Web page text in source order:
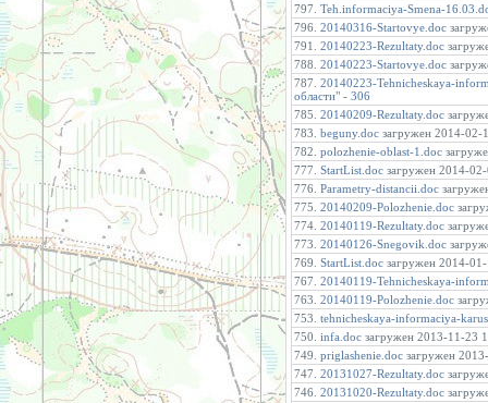
797. Teh.informaciya-Smena-
796. 20140316-Startovye.doc
791. 20140223-Rezultaty.doc
788. 20140223-Startovye.doc
787. 20140223-Tehnicheskaya-
области" - 306
785. 20140209-Rezultaty.doc
783. beguny.doc загружен 2014-02-
782. polozhenie-oblast-1.doc
777. StartList.doc загружен 2014-
776. Parametry-distancii.doc
775. 20140209-Polozhenie.doc
774. 20140119-Rezultaty.doc
773. 20140126-Snegovik.doc
769. StartList.doc загружен 2014-
767. 20140119-Tehnicheskaya-
763. 20140119-Polozhenie.doc
753. tehnicheskaya-informaciya-
750. infa.doc загружен 2013-11-23
749. priglashenie.doc загружен
747. 20131027-Rezultaty.doc
746. 20131020-Rezultaty.doc